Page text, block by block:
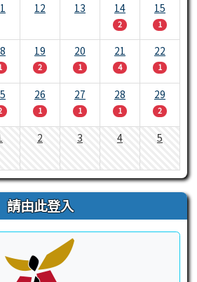
12 13 14
2
15
1
19
2
20
1
21
4
22
1
26
1
27
1
28
1
29
2
2 3 4 5
請由此登入